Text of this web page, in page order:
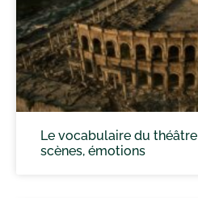
Le vocabulaire du
scènes, émotions